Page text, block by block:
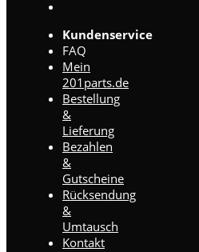
Kundenservice
FAQ
Mein
201parts.de
Bestellung
&
Lieferung
Bezahlen
&
Gutscheine
Rücksendung
&
Umtausch
Kontakt